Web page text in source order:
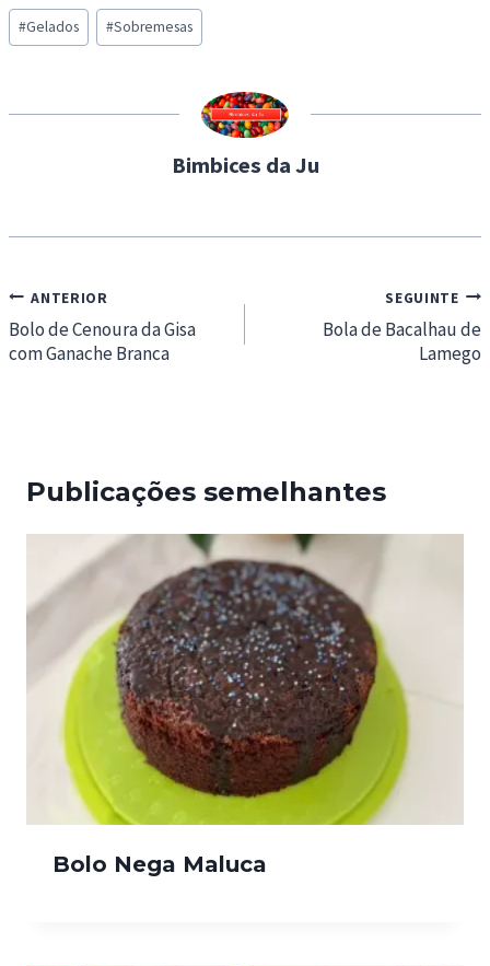
d
i
g
Post
Tags:
#Gelados #Sobremesas
Bimbices da Ju
Navegação
de
artigos
ANTERIOR
Bolo de Cenoura da Gisa
com Ganache Branca
SEGUINTE
Bola de Bacalhau de
Lamego
Publicações semelhantes
Bolo Nega Maluca